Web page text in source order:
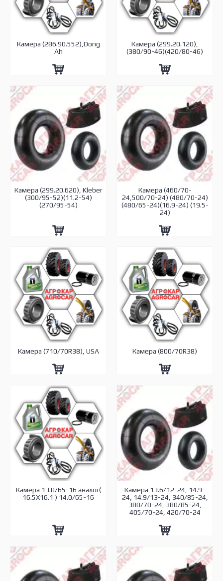
Камера (286.90.552),Dong
Ah
Камера (299.20.120),
(380/90-46)(420/80-46)
Камера (299.20.620), Kleber
(300/95-52)(11.2-54)
(270/95-54)
Камера (460/70-
24,500/70-24) (480/70-24)
(480/65-24)(16.9-24) (19.5-
24)
Камера (710/70R38), USA Камера (800/70R38)
Камера 13.0/65-16 аналог(
16.5X16.1 ) 14.0/65-16
Камера 13.6/12-24, 14.9-
24, 14.9/13-24, 340/85-24,
380/70-24, 380/85-24,
405/70-24, 420/70-24